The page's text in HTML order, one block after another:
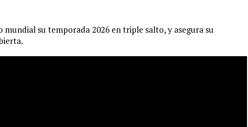
su temporada 2026 en triple salto, y asegura su